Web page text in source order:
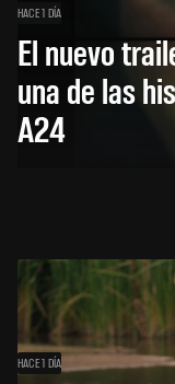
HACE 1 DÍA
El nuevo
una de las
A24
HACE 1 DÍA